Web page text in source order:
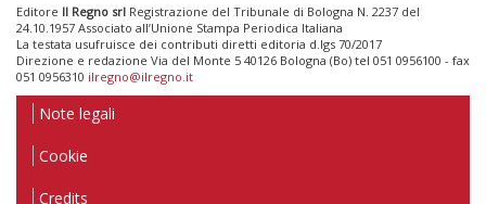
Editore Il Regno srl Registrazione del Tribunale di Bologna N. 2237 del
24.10.1957 Associato all’Unione Stampa Periodica Italiana
La testata usufruisce dei contributi diretti editoria d.lgs 70/2017
Direzione e redazione Via del Monte 5 40126 Bologna (Bo) tel 051 0956100 - fax
051 0956310 ilregno@ilregno.it
Note legali
Cookie
Credits